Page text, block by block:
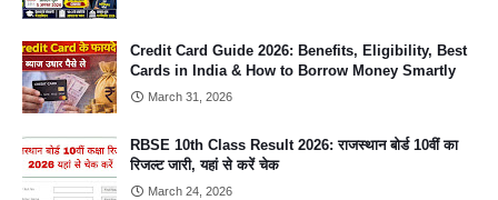
Credit Card Guide 2026: Benefits, Eligibility, Best
Cards in India & How to Borrow Money Smartly
March 31, 2026
RBSE 10th Class Result 2026: राजस्थान बोर्ड 10वीं का
रिजल्ट जारी, यहां से करें चेक
March 24, 2026